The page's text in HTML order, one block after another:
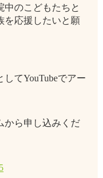
のこどもたちと
を応援したいと願
てYouTubeでアー
から申し込みくだ